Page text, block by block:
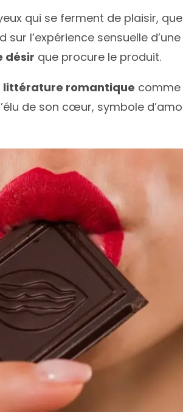
qui se ferment de plaisir,
l’expérience sensuelle
désir que procure le produit.
littérature romantique comme
de son cœur, symbole